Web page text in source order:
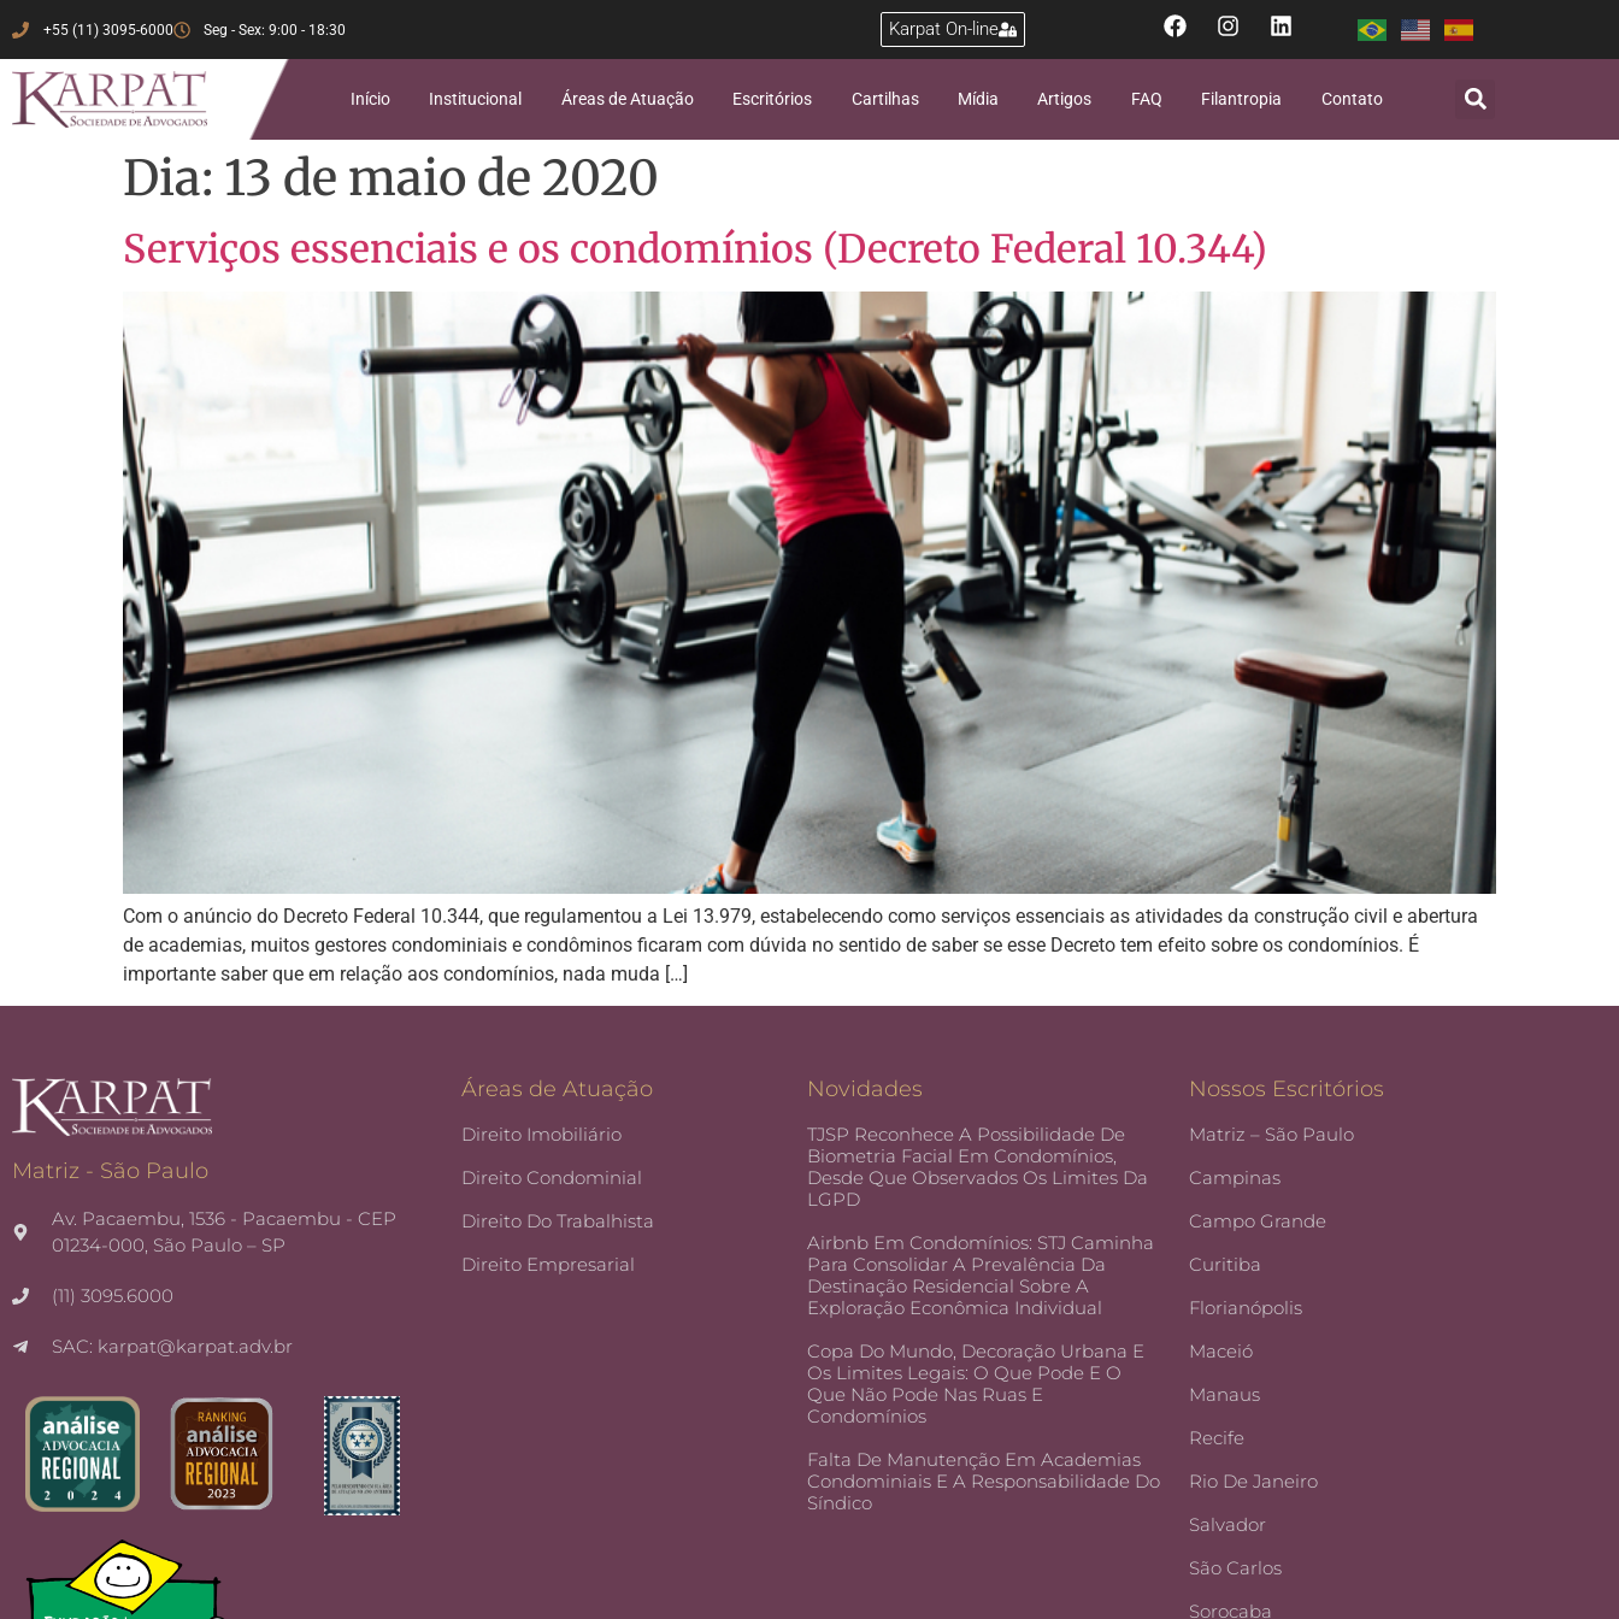
+55 (11) 3095-6000 Seg - Sex: 9:00 - 18:30 Karpat On-line
Início Institucional Áreas de Atuação Escritórios Cartilhas Mídia Artigos FAQ Filantropia Contato
Dia: 13 de maio de 2020
Serviços essenciais e os condomínios (Decreto Federal 10.344)
Com o anúncio do Decreto Federal 10.344, que regulamentou a Lei 13.979, estabelecendo como serviços essenciais as atividades da construção civil e abertura
de academias, muitos gestores condominiais e condôminos ficaram com dúvida no sentido de saber se esse Decreto tem efeito sobre os condomínios. É
importante saber que em relação aos condomínios, nada muda […]
Matriz - São Paulo
Av. Pacaembu, 1536 - Pacaembu - CEP
01234-000, São Paulo – SP
(11) 3095.6000
SAC: karpat@karpat.adv.br
Áreas de Atuação
Direito Imobiliário
Direito Condominial
Direito Do Trabalhista
Direito Empresarial
Novidades
TJSP Reconhece A Possibilidade De
Biometria Facial Em Condomínios,
Desde Que Observados Os Limites Da
LGPD
Airbnb Em Condomínios: STJ Caminha
Para Consolidar A Prevalência Da
Destinação Residencial Sobre A
Exploração Econômica Individual
Copa Do Mundo, Decoração Urbana E
Os Limites Legais: O Que Pode E O
Que Não Pode Nas Ruas E
Condomínios
Falta De Manutenção Em Academias
Condominiais E A Responsabilidade Do
Síndico
Nossos Escritórios
Matriz – São Paulo
Campinas
Campo Grande
Curitiba
Florianópolis
Maceió
Manaus
Recife
Rio De Janeiro
Salvador
São Carlos
Sorocaba